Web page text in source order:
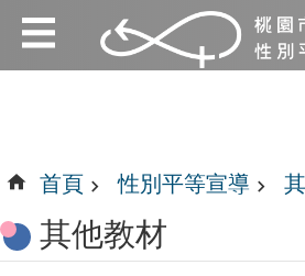
跳到主要內容區塊
:::
:::
首頁 性別平等宣導
其他教材